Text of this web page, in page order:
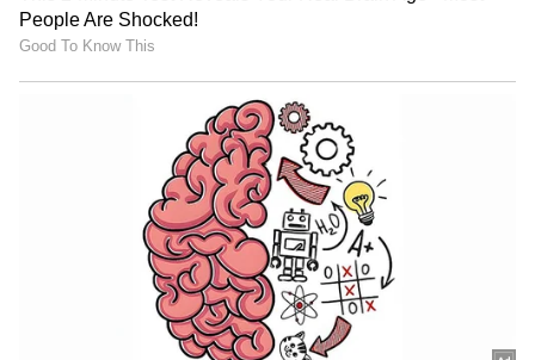
ತಮ್ಮ ಸ್ಥಾನ ಭದ್ರಪಡಿಸಿಕೊಳ್ಳಲು ಹೆಣಗಾಡುತ್ತಿದ್ದಾರೆ. ಸದ್ಯ
ರೋಹಿತ್ ಶರ್ಮಾ ಫಿಟ್ನೆಸ್ ಬಗ್ಗೆ ಪ್ರಶ್ನೆಗಳು ಎದ್ದಿರುವುದರಿಂದ
ರೋಹಿತ್ ಕೂಡಾ ಅಲಭ್ಯರಾದರೇ ಗಿಲ್ ಜತೆ ಜೈಸ್ವಾಲ್
ಭಾರತ ಪರ ಇನ್ನಿಂಗ್ಸ್ ಆರಂಭಿಸುವ ಸಾಧ್ಯತೆಯಿದೆ.